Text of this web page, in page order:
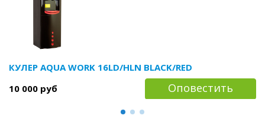
КУЛЕР AQUA WORK 16LD/HLN BLACK/RED
10 000 руб
Оповестить